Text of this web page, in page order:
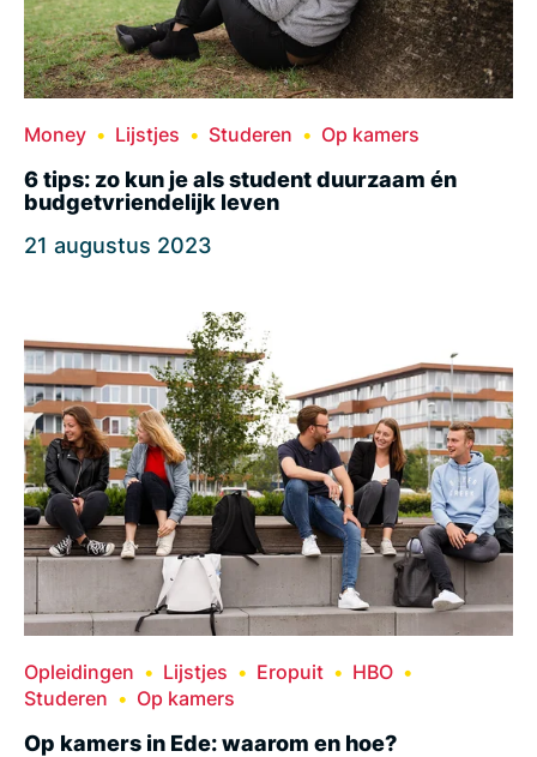
Money Lijstjes Studeren Op kamers
6 tips: zo kun je als student duurzaam én
budgetvriendelijk leven
21 augustus 2023
Opleidingen Lijstjes Eropuit
HBO
Studeren
Op kamers
Op kamers in Ede: waarom en hoe?